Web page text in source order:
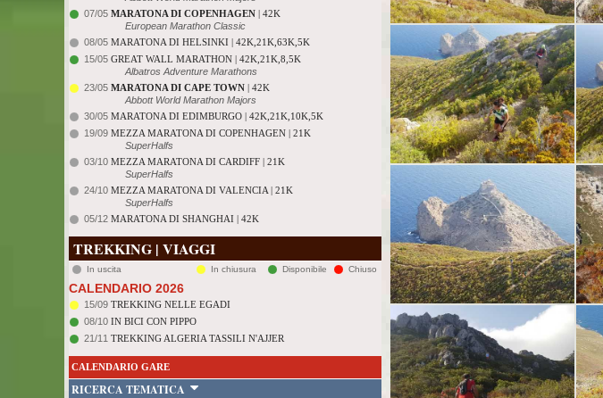
07/05 MARATONA DI COPENHAGEN | 42K
European Marathon Classic
08/05 MARATONA DI HELSINKI | 42K,21K,63K,5K
15/05 GREAT WALL MARATHON | 42K,21K,8,5K
Albatros Adventure Marathons
23/05 MARATONA DI CAPE TOWN | 42K
Abbott World Marathon Majors
30/05 MARATONA DI EDIMBURGO | 42K,21K,10K,5K
19/09 MEZZA MARATONA DI COPENHAGEN | 21K
SuperHalfs
03/10 MEZZA MARATONA DI CARDIFF | 21K
SuperHalfs
24/10 MEZZA MARATONA DI VALENCIA | 21K
SuperHalfs
05/12 MARATONA DI SHANGHAI | 42K
TREKKING | VIAGGI
In uscita In chiusura Disponibile Chiuso
CALENDARIO 2026
15/09 TREKKING NELLE EGADI
08/10 IN BICI CON PIPPO
21/11 TREKKING ALGERIA TASSILI N'AJJER
CALENDARIO GARE
RICERCA TEMATICA